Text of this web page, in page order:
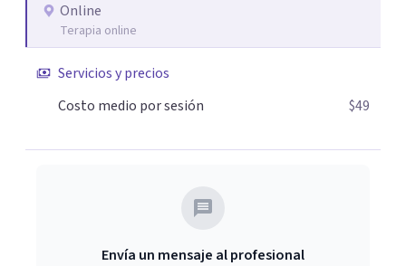
Online
Terapia online
Servicios y precios
Costo medio por sesión
$49
Envía un mensaje al profesional